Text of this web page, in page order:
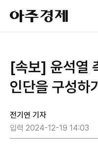
아
주
경
[속보] 윤석열
인단을 구성하
전기연 기자
입력 2024-12-19 14:03